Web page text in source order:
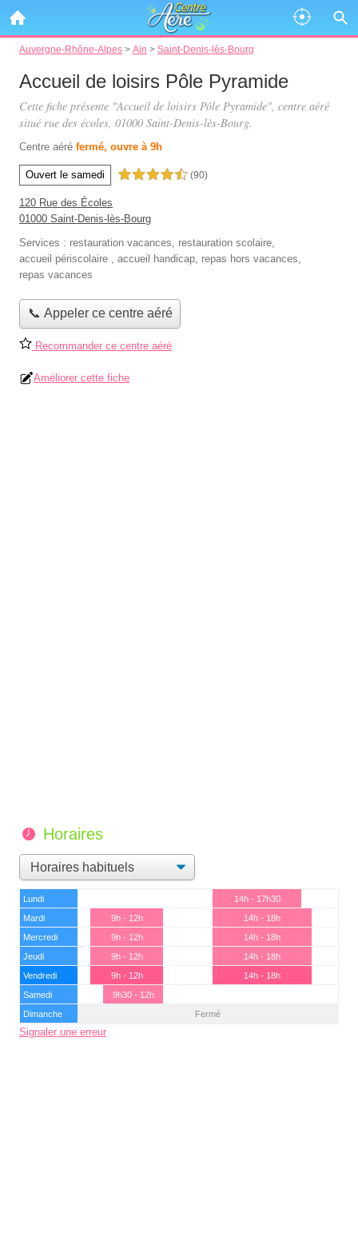
Auvergne-Rhône-Alpes > Ain > Saint-Denis-lès-Bourg
Accueil de loisirs Pôle Pyramide
Cette fiche présente "Accueil de loisirs Pôle Pyramide", centre aéré
situé rue des écoles, 01000 Saint-Denis-lès-Bourg.
Centre aéré fermé, ouvre à 9h
Ouvert le samedi 4,5 étoiles sur 5 (90)
120 Rue des Écoles
01000 Saint-Denis-lès-Bourg
Services : restauration vacances, restauration scolaire,
accueil périscolaire , accueil handicap, repas hors vacances,
repas vacances
📞 Appeler ce centre aéré
Recommander ce centre aéré
Améliorer cette fiche
Horaires
Lundi
14h - 17h30
Mardi
9h - 12h
14h - 18h
Mercredi
9h - 12h
14h - 18h
Jeudi
9h - 12h
14h - 18h
Vendredi
9h - 12h
14h - 18h
Samedi
9h30 - 12h
Dimanche
Fermé
Signaler une erreur